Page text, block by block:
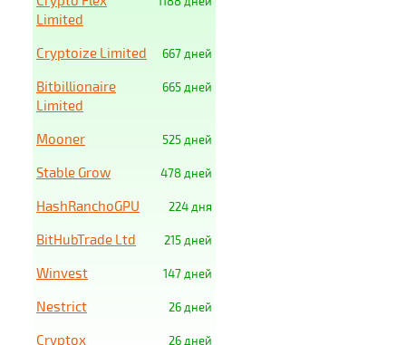
Limited
667 дней
Cryptoize Limited
665 дней
Bitbillionaire
Limited
525 дней
Mooner
478 дней
Stable Grow
224 дня
HashRanchoGPU
215 дней
BitHubTrade Ltd
147 дней
Winvest
26 дней
Nestrict
26 дней
Cryptox